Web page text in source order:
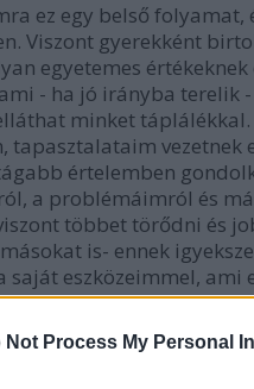
Not Process My Personal
ez egy belső folyamat,
Viszont gyerekként
egyetemes értékeknek
- ha jó irányba terelik -
minket táplálékkal.
tapasztalataim vezetnek
értelemben
a problémáimról és
többet törődni és
is- ennek
saját eszközeimmel, ami
az interjú előtt arra